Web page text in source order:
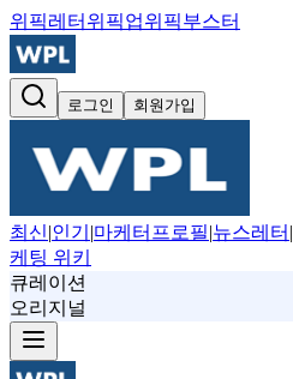
위픽레터 위픽업위픽부스터
로그인 회원가입
최신|인기 |마케터프로필|뉴스레터 |
케팅 위키
큐레이션
오리지널